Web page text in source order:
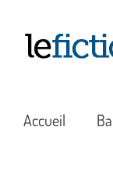
contenu
Accueil